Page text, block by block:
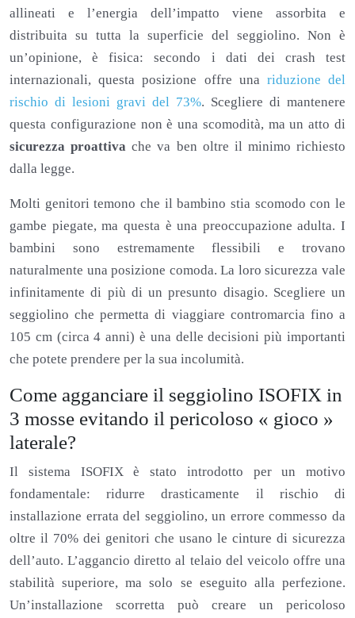
allineati e l’energia dell’impatto viene assorbita e
distribuita su tutta la superficie del seggiolino. Non è
un’opinione, è fisica: secondo i dati dei crash test
internazionali, questa posizione offre una riduzione del
rischio di lesioni gravi del 73%. Scegliere di mantenere
questa configurazione non è una scomodità, ma un atto di
sicurezza proattiva che va ben oltre il minimo richiesto
dalla legge.
Molti genitori temono che il bambino stia scomodo con le
gambe piegate, ma questa è una preoccupazione adulta. I
bambini sono estremamente flessibili e trovano
naturalmente una posizione comoda. La loro sicurezza vale
infinitamente di più di un presunto disagio. Scegliere un
seggiolino che permetta di viaggiare contromarcia fino a
105 cm (circa 4 anni) è una delle decisioni più importanti
che potete prendere per la sua incolumità.
Come agganciare il seggiolino ISOFIX in
3 mosse evitando il pericoloso « gioco »
laterale?
Il sistema ISOFIX è stato introdotto per un motivo
fondamentale: ridurre drasticamente il rischio di
installazione errata del seggiolino, un errore commesso da
oltre il 70% dei genitori che usano le cinture di sicurezza
dell’auto. L’aggancio diretto al telaio del veicolo offre una
stabilità superiore, ma solo se eseguito alla perfezione.
Un’installazione scorretta può creare un pericoloso